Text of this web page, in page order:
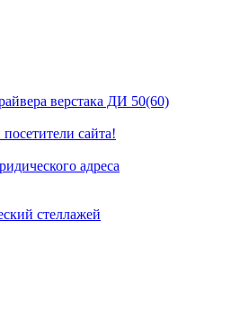
верстака ДИ 50(60)
сайта!
адреса
стеллажей